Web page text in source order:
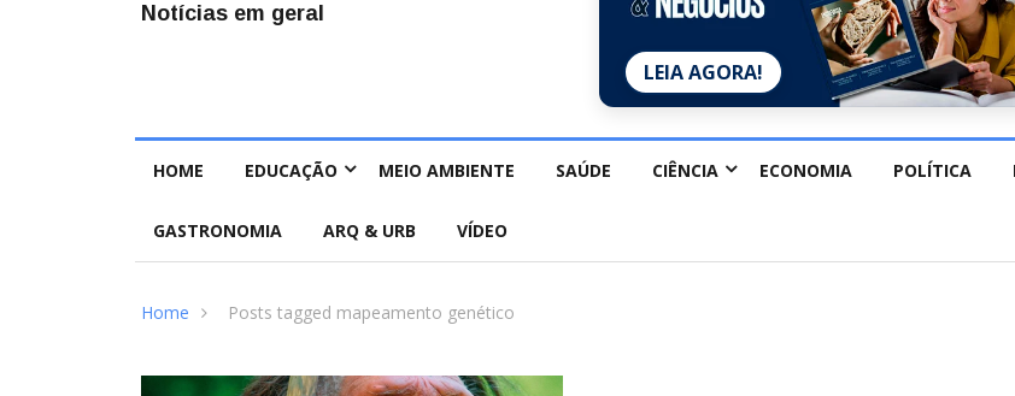
Notícias em geral
LEIA AGORA!
HOME EDUCAÇÃO MEIO AMBIENTE SAÚDE CIÊNCIA ECONOMIA POLÍTICA
GASTRONOMIA ARQ & URB VÍDEO
Home Posts tagged mapeamento genético